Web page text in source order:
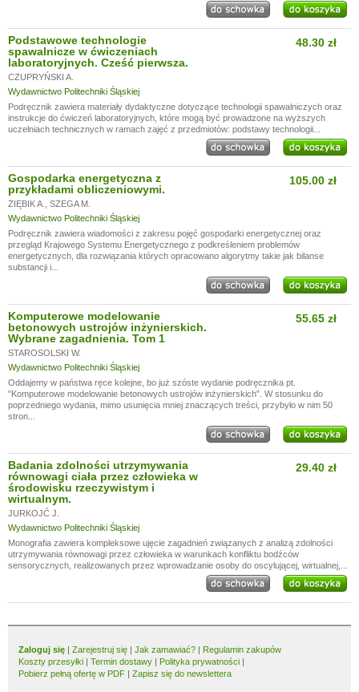
Podstawowe technologie
spawalnicze w ćwiczeniach
laboratoryjnych. Cześć pierwsza.
CZUPRYŃSKI A.
Wydawnictwo Politechniki Śląskiej
48.30 zł
Podręcznik zawiera materiały dydaktyczne dotyczące technologii spawalniczych oraz
instrukcje do ćwiczeń laboratoryjnych, które mogą być prowadzone na wyższych
uczelniach technicznych w ramach zajęć z przedmiotów: podstawy technologii...
Gospodarka energetyczna z
przykładami obliczeniowymi.
ZIĘBIK A.
SZEGA M.
Wydawnictwo Politechniki Śląskiej
105.00 zł
Podręcznik zawiera wiadomości z zakresu pojęć gospodarki energetycznej oraz
przegląd Krajowego Systemu Energetycznego z podkreśleniem problemów
energetycznych, dla rozwiązania których opracowano algorytmy takie jak bilanse
substancji i...
Komputerowe modelowanie
betonowych ustrojów inżynierskich.
Wybrane zagadnienia. Tom 1
STAROSOLSKI W.
Wydawnictwo Politechniki Śląskiej
55.65 zł
Oddajemy w państwa ręce kolejne, bo już szóste wydanie podręcznika pt.
"Komputerowe modelowanie betonowych ustrojów inżynierskich”. W stosunku do
poprzedniego wydania, mimo usunięcia mniej znaczących treści, przybyło w nim 50
stron...
Badania zdolności utrzymywania
równowagi ciała przez człowieka w
środowisku rzeczywistym i
wirtualnym.
JURKOJĆ J.
Wydawnictwo Politechniki Śląskiej
29.40 zł
Monografia zawiera kompleksowe ujęcie zagadnień związanych z analizą zdolności
utrzymywania równowagi przez człowieka w warunkach konfliktu bodźców
sensorycznych, realizowanych przez wprowadzanie osoby do oscylującej, wirtualnej,...
Zaloguj się | Zarejestruj się | Jak zamawiać? | Regulamin zakupów
Koszty przesyłki | Termin dostawy | Polityka prywatności |
Pobierz pełną ofertę w PDF | Zapisz się do newslettera